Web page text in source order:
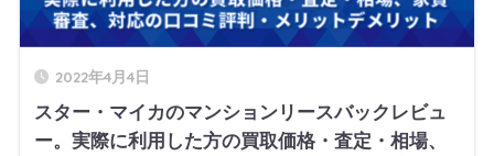
2022年4月4日
スター・マイカのマンションリースバックレビュ
ー。実際に利用した方の買取価格・査定・相場、